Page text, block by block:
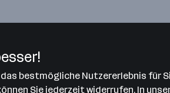
unseren Cookie-
bestmögliche Nutzererlebnis für
Sie jederzeit widerrufen. In